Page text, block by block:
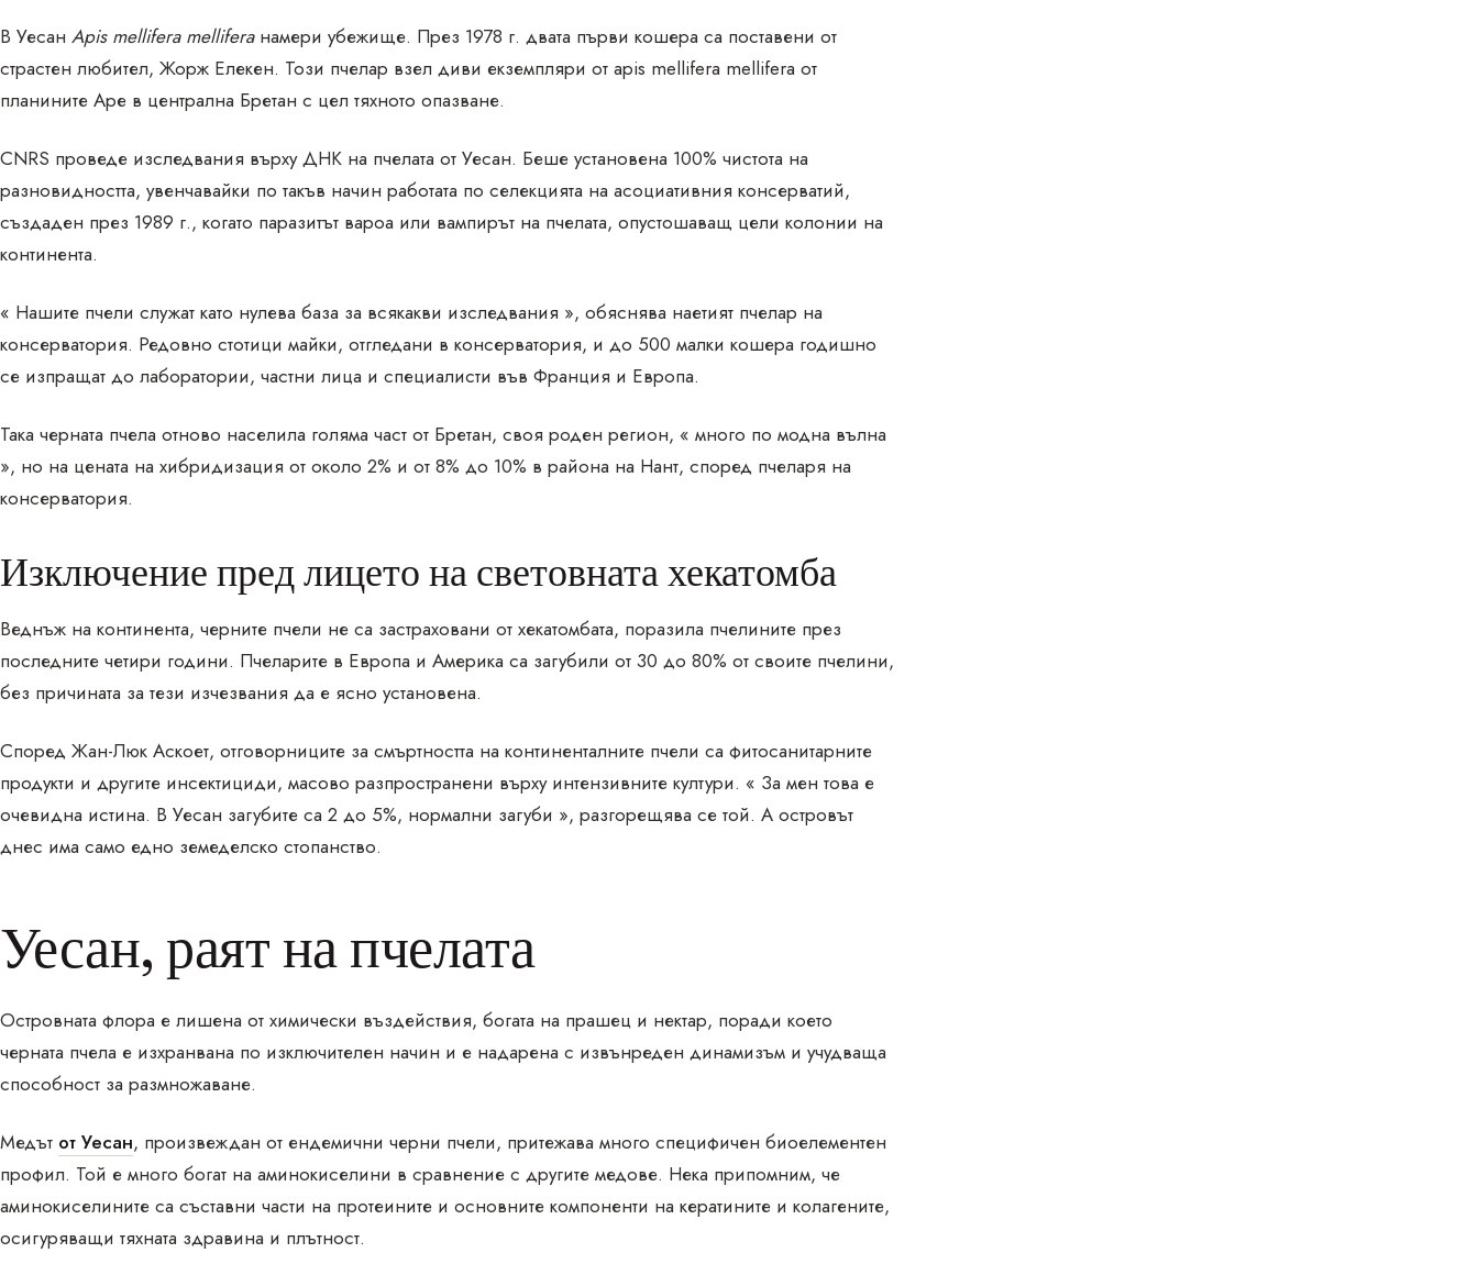
В Уесан Apis mellifera melliferaнамери убежище. През 1978 г. двата първи кошера са поставени от
страстен любител, Жорж Елекен. Този пчелар взел диви екземпляри от apis mellifera mellifera от
планините Аре в централна Бретан с цел тяхното опазване.
CNRS проведе изследвания върху ДНК на пчелата от Уесан. Беше установена 100% чистота на
разновидността, увенчавайки по такъв начин работата по селекцията на асоциативния консерватий,
създаден през 1989 г., когато паразитът вароа или вампирът на пчелата, опустошаващ цели колонии на
континента.
« Нашите пчели служат като нулева база за всякакви изследвания », обяснява наетият пчелар на
консерватория. Редовно стотици майки, отгледани в консерватория, и до 500 малки кошера годишно
се изпращат до лаборатории, частни лица и специалисти във Франция и Европа.
Така черната пчела отново населила голяма част от Бретан, своя роден регион, « много по модна вълна
», но на цената на хибридизация от около 2% и от 8% до 10% в района на Нант, според пчеларя на
консерватория.
Изключение пред лицето на световната хекатомба
Веднъж на континента, черните пчели не са застраховани от хекатомбата, поразила пчелините през
последните четири години. Пчеларите в Европа и Америка са загубили от 30 до 80% от своите пчелини,
без причината за тези изчезвания да е ясно установена.
Според Жан-Люк Аскоет, отговорниците за смъртността на континенталните пчели са фитосанитарните
продукти и другите инсектициди, масово разпространени върху интензивните култури. « За мен това е
очевидна истина. В Уесан загубите са 2 до 5%, нормални загуби », разгорещява се той. А островът
днес има само едно земеделско стопанство.
Уесан, раят на пчелата
Островната флора е лишена от химически въздействия, богата на прашец и нектар, поради което
черната пчела е изхранвана по изключителен начин и е надарена с извънреден динамизъм и учудваща
способност за размножаване.
Медът от Уесан, произвеждан от ендемични черни пчели, притежава много специфичен биоелементен
профил. Той е много богат на аминокиселини в сравнение с другите медове. Нека припомним, че
аминокиселините са съставни части на протеините и основните компоненти на кератините и колагените,
осигуряващи тяхната здравина и плътност.